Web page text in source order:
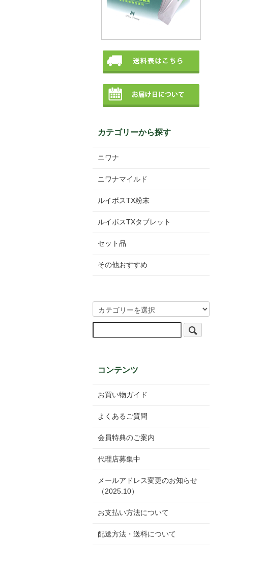
カテゴリーから探す
ニワナ
ニワナマイルド
ルイボスTX粉末
ルイボスTXタブレット
セット品
その他おすすめ
コンテンツ
お買い物ガイド
よくあるご質問
会員特典のご案内
代理店募集中
メールアドレス変更のお知らせ
（2025.10）
お支払い方法について
配送方法・送料について